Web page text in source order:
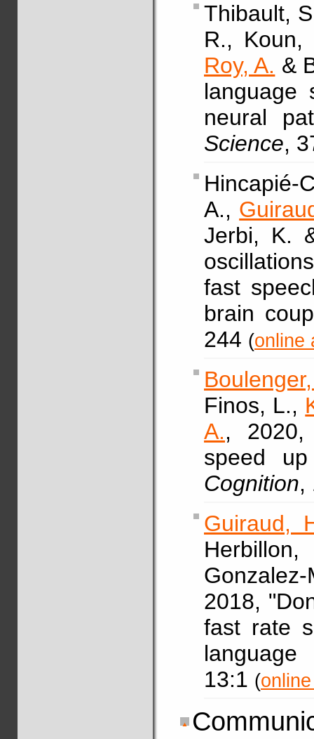
Thibault,
R.,
Roy, A. &
language
neural
Science,
Hincapié-
A.,
Jerbi, K.
fast
brain
244 (online
Finos, L.,
A., 2020,
speed
Cognition,
Guiraud,
2018,
fast rate
13:1 (